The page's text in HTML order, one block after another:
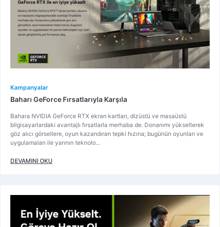
Kampanyalar
Baharı GeForce Fırsatlarıyla Karşıla
Bahara NVIDIA GeForce RTX ekran kartları, dizüstü ve masaüstü
bilgisayarlardaki avantajlı fırsatlarla merhaba de. Donanımı yükselterek
göz alıcı görsellere, oyun kazandıran tepki hızına; bugünün oyunları ve
uygulamaları ile yarının teknolo...
DEVAMINI OKU